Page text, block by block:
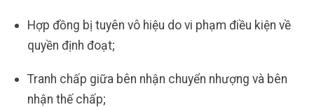
Hợp đồng bị tuyên vô hiệu do vi phạm điều kiện về
quyền định đoạt;
Tranh chấp giữa bên nhận chuyển nhượng và bên
nhận thế chấp;